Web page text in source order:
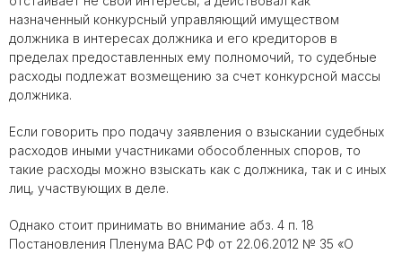
назначенный конкурсный управляющий имуществом
должника в интересах должника и его кредиторов в
пределах предоставленных ему полномочий, то судебные
расходы подлежат возмещению за счет конкурсной массы
должника.
Если говорить про подачу заявления о взыскании судебных
расходов иными участниками обособленных споров, то
такие расходы можно взыскать как с должника, так и с иных
лиц, участвующих в деле.
Однако стоит принимать во внимание абз. 4 п. 18
Постановления Пленума ВАС РФ от 22.06.2012 № 35 «О